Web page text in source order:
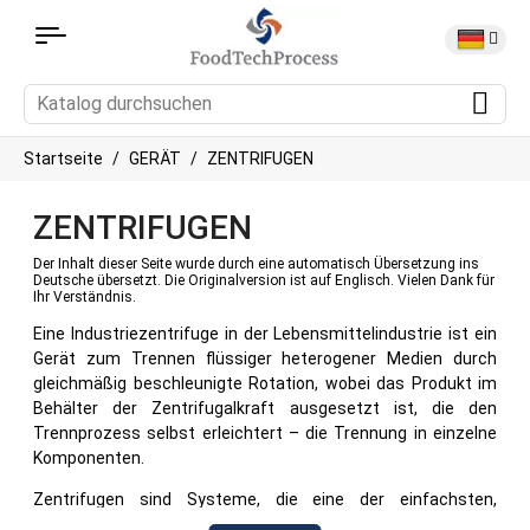
Startseite GERÄT ZENTRIFUGEN
ZENTRIFUGEN
Der Inhalt dieser Seite wurde durch eine automatisch Übersetzung ins
Deutsche übersetzt. Die Originalversion ist auf Englisch. Vielen Dank für
Ihr Verständnis.
Eine Industriezentrifuge in der Lebensmittelindustrie ist ein
Gerät zum Trennen flüssiger heterogener Medien durch
gleichmäßig beschleunigte Rotation, wobei das Produkt im
Behälter der Zentrifugalkraft ausgesetzt ist, die den
Trennprozess selbst erleichtert – die Trennung in einzelne
Komponenten.
Zentrifugen sind Systeme, die eine der einfachsten,
kostengünstigsten und effizientesten Lösungen zum